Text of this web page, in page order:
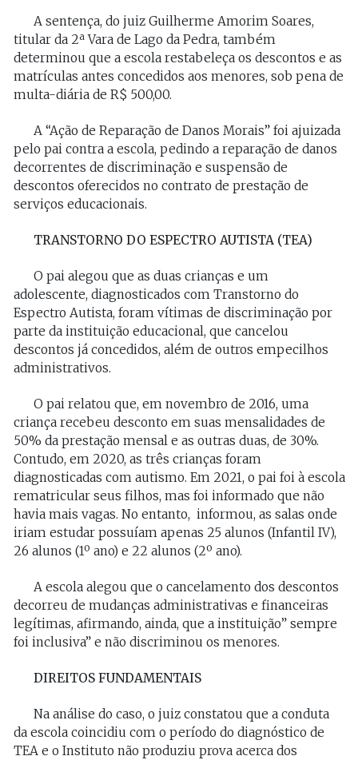
A sentença, do juiz Guilherme Amorim Soares,
titular da 2ª Vara de Lago da Pedra, também
determinou que a escola restabeleça os descontos e as
matrículas antes concedidos aos menores, sob pena de
multa-diária de R$ 500,00.
A “Ação de Reparação de Danos Morais” foi ajuizada
pelo pai contra a escola, pedindo a reparação de danos
decorrentes de discriminação e suspensão de
descontos oferecidos no contrato de prestação de
serviços educacionais.
TRANSTORNO DO ESPECTRO AUTISTA (TEA)
O pai alegou que as duas crianças e um
adolescente, diagnosticados com Transtorno do
Espectro Autista, foram vítimas de discriminação por
parte da instituição educacional, que cancelou
descontos já concedidos, além de outros empecilhos
administrativos.
O pai relatou que, em novembro de 2016, uma
criança recebeu desconto em suas mensalidades de
50% da prestação mensal e as outras duas, de 30%.
Contudo, em 2020, as três crianças foram
diagnosticadas com autismo. Em 2021, o pai foi à escola
rematricular seus filhos, mas foi informado que não
havia mais vagas. No entanto, informou, as salas onde
iriam estudar possuíam apenas 25 alunos (Infantil IV),
26 alunos (1º ano) e 22 alunos (2º ano).
A escola alegou que o cancelamento dos descontos
decorreu de mudanças administrativas e financeiras
legítimas, afirmando, ainda, que a instituição” sempre
foi inclusiva” e não discriminou os menores.
DIREITOS FUNDAMENTAIS
Na análise do caso, o juiz constatou que a conduta
da escola coincidiu com o período do diagnóstico de
TEA e o Instituto não produziu prova acerca dos